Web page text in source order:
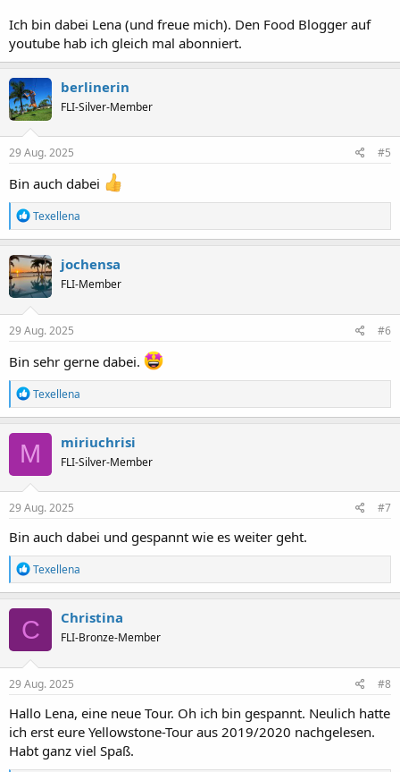
Ich bin dabei Lena (und freue mich). Den Food Blogger auf
youtube hab ich gleich mal abonniert.
berlinerin
FLI-Silver-Member
29 Aug. 2025 #5
Bin auch dabei
R
e
a
k
t
i
o
n
e
:
Texellena
jochensa
FLI-Member
29 Aug. 2025 #6
Bin sehr gerne dabei.
R
e
a
k
t
i
o
n
e
:
Texellena
M miriuchrisi
FLI-Silver-Member
29 Aug. 2025 #7
Bin auch dabei und gespannt wie es weiter geht.
R
e
a
k
t
i
o
n
e
:
Texellena
C Christina
FLI-Bronze-Member
29 Aug. 2025 #8
Hallo Lena, eine neue Tour. Oh ich bin gespannt. Neulich hatte
ich erst eure Yellowstone-Tour aus 2019/2020 nachgelesen.
Habt ganz viel Spaß.